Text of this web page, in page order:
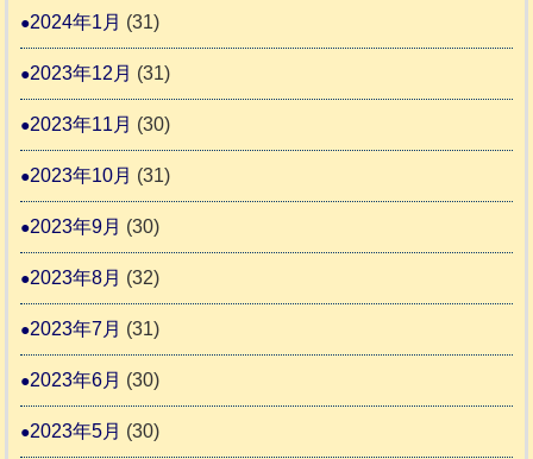
2024年1月 (31)
2023年12月 (31)
2023年11月 (30)
2023年10月 (31)
2023年9月 (30)
2023年8月 (32)
2023年7月 (31)
2023年6月 (30)
2023年5月 (30)